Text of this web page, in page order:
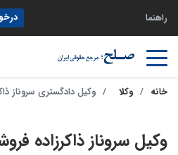
راهنما
خانه وکلا وکیل دادگستری سروناز
وکیل سروناز ذاکرزاده